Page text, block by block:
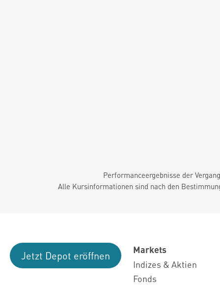
Performanceergebnisse der
Alle Kursinformationen sind nach den
Jetzt Depot eröffnen
Markets
Indizes & Aktien
Fonds